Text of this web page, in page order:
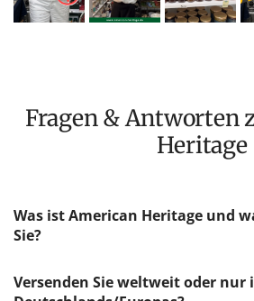
Fragen & Antworten zu American
Heritage
Was ist American Heritage und
Sie?
Versenden Sie weltweit oder nur